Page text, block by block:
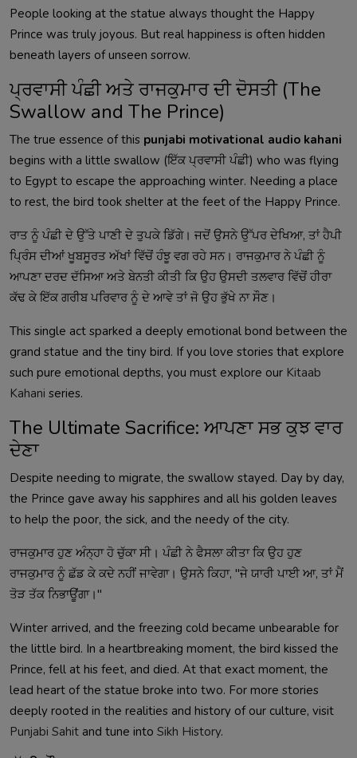
People looking at the statue always thought the Happy
Prince was truly joyous. But real happiness is often hidden
beneath layers of unseen sorrow.
ਪ੍ਰਵਾਸੀ ਪੰਛੀ ਅਤੇ ਰਾਜਕੁਮਾਰ ਦੀ ਦੋਸਤੀ (The
Swallow and The Prince)
The true essence of this punjabi motivational audio kahani
begins with a little swallow (ਇੱਕ ਪ੍ਰਵਾਸੀ ਪੰਛੀ) who was flying
to Egypt to escape the approaching winter. Needing a place
to rest, the bird took shelter at the feet of the Happy Prince.
ਰਾਤ ਨੂੰ ਪੰਛੀ ਦੇ ਉੱਤੇ ਪਾਣੀ ਦੇ ਤੁਪਕੇ ਡਿੱਗੇ। ਜਦੋਂ ਉਸਨੇ ਉੱਪਰ ਦੇਖਿਆ, ਤਾਂ ਹੈਪੀ
ਪ੍ਰਿੰਸ ਦੀਆਂ ਖੂਬਸੂਰਤ ਅੱਖਾਂ ਵਿੱਚੋਂ ਹੰਝੂ ਵਗ ਰਹੇ ਸਨ। ਰਾਜਕੁਮਾਰ ਨੇ ਪੰਛੀ ਨੂੰ
ਆਪਣਾ ਦਰਦ ਦੱਸਿਆ ਅਤੇ ਬੇਨਤੀ ਕੀਤੀ ਕਿ ਉਹ ਉਸਦੀ ਤਲਵਾਰ ਵਿੱਚੋਂ ਹੀਰਾ
ਕੱਢ ਕੇ ਇੱਕ ਗਰੀਬ ਪਰਿਵਾਰ ਨੂੰ ਦੇ ਆਵੇ ਤਾਂ ਜੋ ਉਹ ਭੁੱਖੇ ਨਾ ਸੌਣ।
This single act sparked a deeply emotional bond between the
grand statue and the tiny bird. If you love stories that explore
such pure emotional depths, you must explore our Kitaab
Kahani series.
The Ultimate Sacrifice: ਆਪਣਾ ਸਭ ਕੁਝ ਵਾਰ
ਦੇਣਾ
Despite needing to migrate, the swallow stayed. Day by day,
the Prince gave away his sapphires and all his golden leaves
to help the poor, the sick, and the needy of the city.
ਰਾਜਕੁਮਾਰ ਹੁਣ ਅੰਨ੍ਹਾ ਹੋ ਚੁੱਕਾ ਸੀ। ਪੰਛੀ ਨੇ ਫੈਸਲਾ ਕੀਤਾ ਕਿ ਉਹ ਹੁਣ
ਰਾਜਕੁਮਾਰ ਨੂੰ ਛੱਡ ਕੇ ਕਦੇ ਨਹੀਂ ਜਾਵੇਗਾ। ਉਸਨੇ ਕਿਹਾ, "ਜੇ ਯਾਰੀ ਪਾਈ ਆ, ਤਾਂ ਮੈਂ
ਤੋੜ ਤੱਕ ਨਿਭਾਊਂਗਾ।"
Winter arrived, and the freezing cold became unbearable for
the little bird. In a heartbreaking moment, the bird kissed the
Prince, fell at his feet, and died. At that exact moment, the
lead heart of the statue broke into two. For more stories
deeply rooted in the realities and history of our culture, visit
Punjabi Sahit and tune into Sikh History.